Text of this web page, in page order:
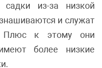
садки из-за низкой
и служат
Плюс к этому они
более низкие